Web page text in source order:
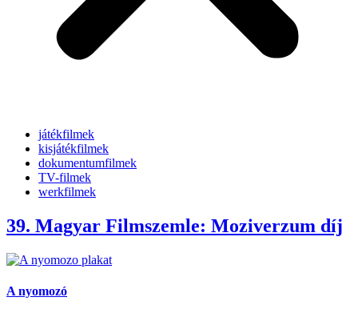
játékfilmek
kisjátékfilmek
dokumentumfilmek
TV-filmek
werkfilmek
39. Magyar Filmszemle: Moziverzum díj
A nyomozó